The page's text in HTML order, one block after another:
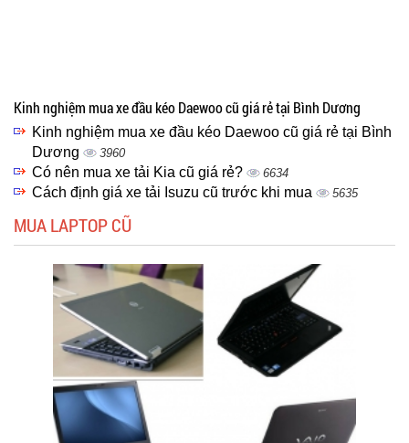
Kinh nghiệm mua xe đầu kéo Daewoo cũ giá rẻ tại Bình Dương
Kinh nghiệm mua xe đầu kéo Daewoo cũ giá rẻ tại Bình
Dương
3960
Có nên mua xe tải Kia cũ giá rẻ? 6634
Cách định giá xe tải Isuzu cũ trước khi mua 5635
MUA LAPTOP CŨ